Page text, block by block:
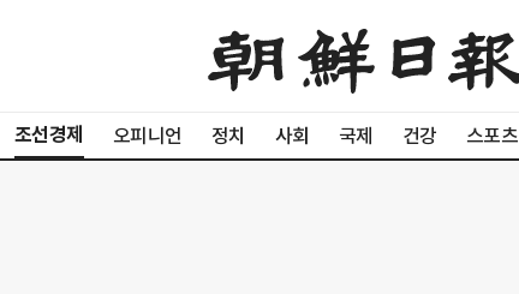
조선경제 오피니언 정치 사회 국제 건강 스포츠